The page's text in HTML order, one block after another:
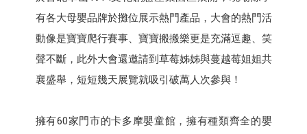
有各大母嬰品牌於攤位展示熱門產品，大會的熱門活
動像是寶寶爬行賽事、寶寶搬搬樂更是充滿逗趣、笑
聲不斷，此外大會還邀請到草莓姊姊與蔓越莓姐姐共
襄盛舉，短短幾天展覽就吸引破萬人次參與！
擁有60家門市的卡多摩嬰童館，擁有種類齊全的嬰